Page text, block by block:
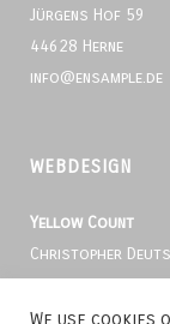
Jürgens Hof 59
44628 Herne
info@ensample.de
WEBDESIGN
Yellow Count
Christopher
Kray 7
44627 Herne
We use cookies